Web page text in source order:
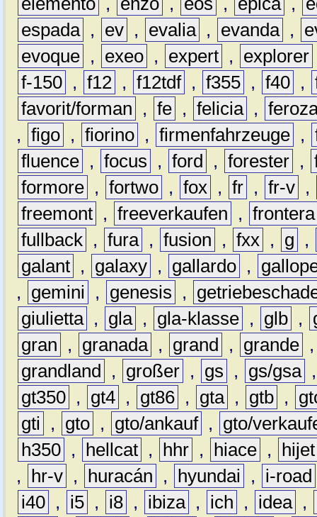
espada , ev , evalia , evanda ,
evoque , exeo , expert , explorer
f-150 , f12 , f12tdf , f355 , f40 ,
favorit/forman
, fe , felicia ,
, figo , fiorino , firmenfahrzeuge ,
fluence , focus , ford , forester ,
formore , fortwo , fox , fr , fr-v ,
freemont , freeverkaufen , frontera
fullback , fura , fusion , fxx , g
,
galant , galaxy , gallardo ,
,
gemini , genesis ,
giulietta , gla , gla-klasse , glb ,
gran
, granada , grand , grande
grandland
, großer , gs , gs/gsa
gt350 , gt4 , gt86 , gta , gtb ,
gti
, gto , gto/ankauf ,
gto/
h350 , hellcat , hhr , hiace ,
hijet
,
hr-v , huracán , hyundai ,
i-road
i40 , i5 , i8 , ibiza , ich , idea ,